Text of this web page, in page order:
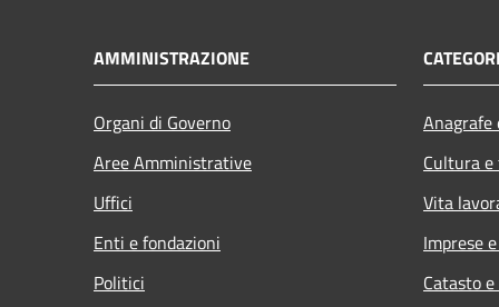
AMMINISTRAZIONE
Organi di Governo
Aree Amministrative
Uffici
Enti e fondazioni
Politici
Cultura
Vita
Imprese
Catasto